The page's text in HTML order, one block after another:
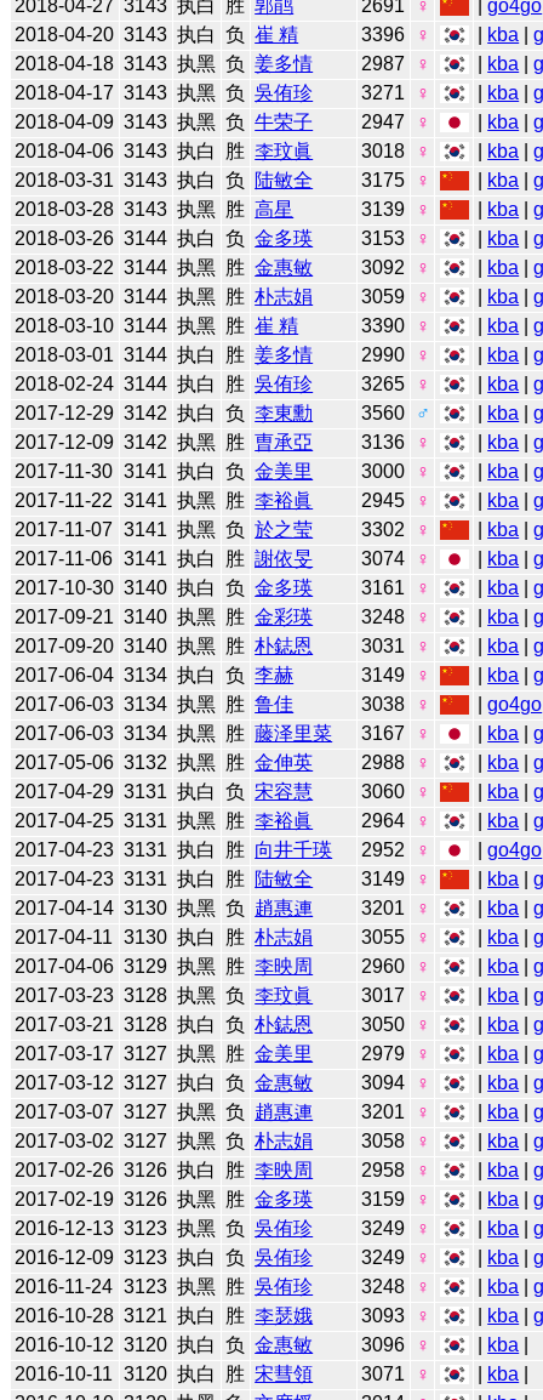
2018-04-27 3143 执白 胜 郭鹃 2691 ♀ |go4go
2018-04-20 3143 执白 负 崔 精 3396 ♀ kba |
2018-04-18 3143 执黑 负 姜多情 2987 ♀ kba |
2018-04-17 3143 执黑 负 吳侑珍 3271 ♀ kba |
2018-04-09 3143 执黑 负 牛荣子 2947 ♀ kba |
2018-04-06 3143 执白 胜 李玟眞 3018 ♀ kba |
2018-03-31 3143 执白 负 陆敏全 3175 ♀ kba |
2018-03-28 3143 执黑 胜 高星 3139 ♀ kba |
2018-03-26 3144 执白 负 金多瑛 3153 ♀ kba |
2018-03-22 3144 执黑 胜 金惠敏 3092 ♀ kba |
2018-03-20 3144 执黑 胜 朴志娟 3059 ♀ kba |
2018-03-10 3144 执黑 胜 崔 精 3390 ♀ kba |
2018-03-01 3144 执白 胜 姜多情 2990 ♀ kba |
2018-02-24 3144 执白 胜 吳侑珍 3265 ♀ kba |
2017-12-29 3142 执白 负 李東勳 3560 ♂ kba |
2017-12-09 3142 执黑 胜 曺承亞 3136 ♀ kba |
2017-11-30 3141 执白 负 金美里 3000 ♀ kba |
2017-11-22 3141 执黑 胜 李裕眞 2945 ♀ kba |
2017-11-07 3141 执黑 负 於之莹 3302 ♀ kba |
2017-11-06 3141 执白 胜 謝依旻 3074 ♀ kba |
2017-10-30 3140 执白 负 金多瑛 3161 ♀ kba |
2017-09-21 3140 执黑 胜 金彩瑛 3248 ♀ kba |
2017-09-20 3140 执黑 胜 朴鋕恩 3031 ♀ kba |
2017-06-04 3134 执白 负 李赫 3149 ♀ kba |
2017-06-03 3134 执黑 胜 鲁佳 3038 ♀ |go4go
2017-06-03 3134 执黑 胜 藤泽里菜 3167 ♀ kba |
2017-05-06 3132 执黑 胜 金伸英 2988 ♀ kba |
2017-04-29 3131 执白 负 宋容慧 3060 ♀ kba |
2017-04-25 3131 执黑 胜 李裕眞 2964 ♀ kba |
2017-04-23 3131 执白 胜 向井千瑛 2952 ♀ |go4go
2017-04-23 3131 执白 胜 陆敏全 3149 ♀ kba |
2017-04-14 3130 执黑 负 趙惠連 3201 ♀ kba |
2017-04-11 3130 执白 胜 朴志娟 3055 ♀ kba |
2017-04-06 3129 执黑 胜 李映周 2960 ♀ kba |
2017-03-23 3128 执黑 负 李玟眞 3017 ♀ kba |
2017-03-21 3128 执白 负 朴鋕恩 3050 ♀ kba |
2017-03-17 3127 执黑 胜 金美里 2979 ♀ kba |
2017-03-12 3127 执白 负 金惠敏 3094 ♀ kba |
2017-03-07 3127 执黑 负 趙惠連 3201 ♀ kba |
2017-03-02 3127 执黑 负 朴志娟 3058 ♀ kba |
2017-02-26 3126 执白 胜 李映周 2958 ♀ kba |
2017-02-19 3126 执黑 胜 金多瑛 3159 ♀ kba |
2016-12-13 3123 执黑 负 吳侑珍 3249 ♀ kba |
2016-12-09 3123 执白 负 吳侑珍 3249 ♀ kba |
2016-11-24 3123 执黑 胜 吳侑珍 3248 ♀ kba |
2016-10-28 3121 执白 胜 李瑟娥 3093 ♀ kba |
2016-10-12 3120 执白 负 金惠敏 3096 ♀ kba
2016-10-11 3120 执白 胜 宋彗領 3071 ♀ kba